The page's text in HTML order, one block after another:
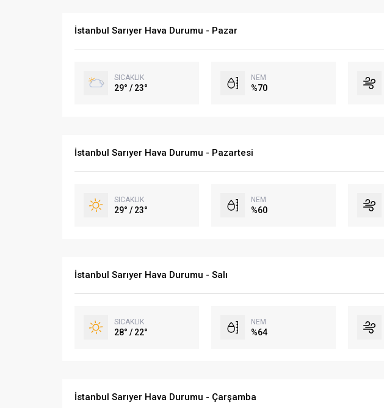
İstanbul Sarıyer Hava Durumu - Pazar
SICAKLIK
29° / 23°
NEM
%70
İstanbul Sarıyer Hava Durumu - Pazartesi
SICAKLIK
29° / 23°
NEM
%60
İstanbul Sarıyer Hava Durumu - Salı
SICAKLIK
28° / 22°
NEM
%64
İstanbul Sarıyer Hava Durumu - Çarşamba